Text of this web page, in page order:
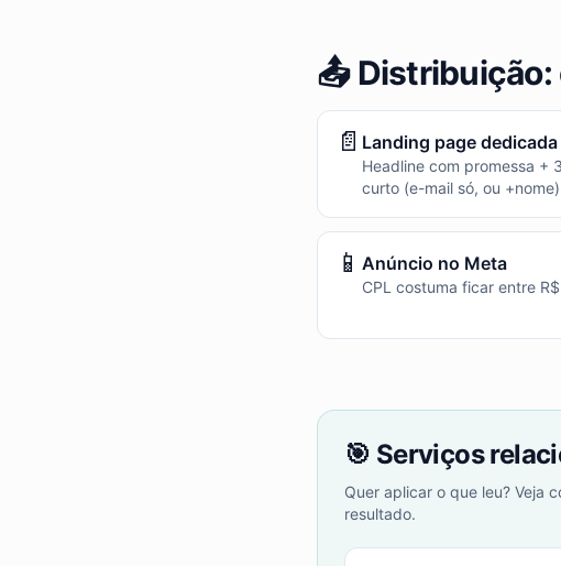
📤
📄 Landing page dedicada
Headline com promessa +
curto (e-mail só, ou
📱 Anúncio no Meta
CPL costuma ficar entre
🎯 Serviços
Quer aplicar o que leu? Veja
resultado.